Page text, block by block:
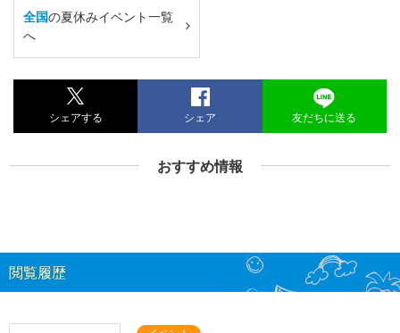
全国の夏休みイベント一覧
へ
シェアする シェア 友だちに送る
おすすめ情報
閲覧履歴